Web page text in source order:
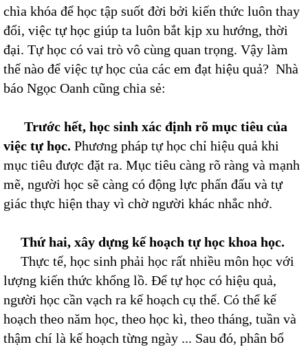
chìa khóa để học tập suốt đời bởi kiến thức luôn thay
đổi, việc tự học giúp ta luôn bắt kịp xu hướng, thời
đại. Tự học có vai trò vô cùng quan trọng. Vậy làm
thế nào để việc tự học của các em đạt hiệu quả? Nhà
báo Ngọc Oanh cũng chia sẻ:
Trước hết, học sinh xác định rõ mục tiêu của
việc tự học. Phương pháp tự học chỉ hiệu quả khi
mục tiêu được đặt ra. Mục tiêu càng rõ ràng và mạnh
mẽ, người học sẽ càng có động lực phấn đấu và tự
giác thực hiện thay vì chờ người khác nhắc nhở.
Thứ hai, xây dựng kế hoạch tự học khoa học.
Thực tế, học sinh phải học rất nhiều môn học với
lượng kiến thức khổng lồ. Để tự học có hiệu quả,
người học cần vạch ra kế hoạch cụ thể. Có thể kế
hoạch theo năm học, theo học kì, theo tháng, tuần và
thậm chí là kế hoạch từng ngày ... Sau đó, phân bổ